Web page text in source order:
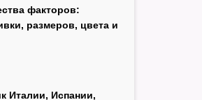
факторов:
размеров, цвета и
Италии, Испании,